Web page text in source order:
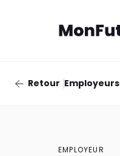
Retour Employeurs
EMPLOYEUR